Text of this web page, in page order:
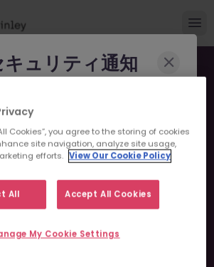
いません。こちら
掲載は終了しまし
た。
ュリティ通知
求職者を詐欺に巻き込もうとする
ています。
、
）を使用し、虚偽の
などのメッセージアプリを通じ
Cookies”, you agree to the storing of cookies
site navigation, analyze site usage,
efforts. View Our Cookie Policy
All Accept All Cookies
My Cookie Settings